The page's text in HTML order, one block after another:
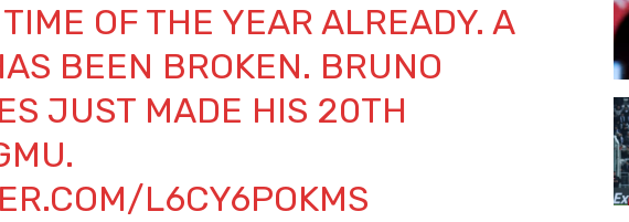
OF THE YEAR ALREADY. A
BEEN BROKEN. BRUNO
JUST MADE HIS 20TH
L6CY6POKMS